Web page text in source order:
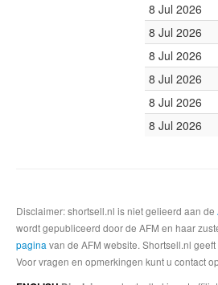
8 Jul 2026
8 Jul 2026
8 Jul 2026
8 Jul 2026
8 Jul 2026
8 Jul 2026
Disclaimer: shortsell.nl is niet gelieerd aan de
wordt gepubliceerd door de AFM en haar
pagina van de AFM website. Shortsell.nl
Voor vragen en opmerkingen kunt u contact